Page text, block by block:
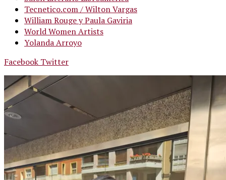
Tecnetico.com / Wilton Vargas
William Rouge y Paula Gaviria
World Women Artists
Yolanda Arroyo
Facebook Twitter